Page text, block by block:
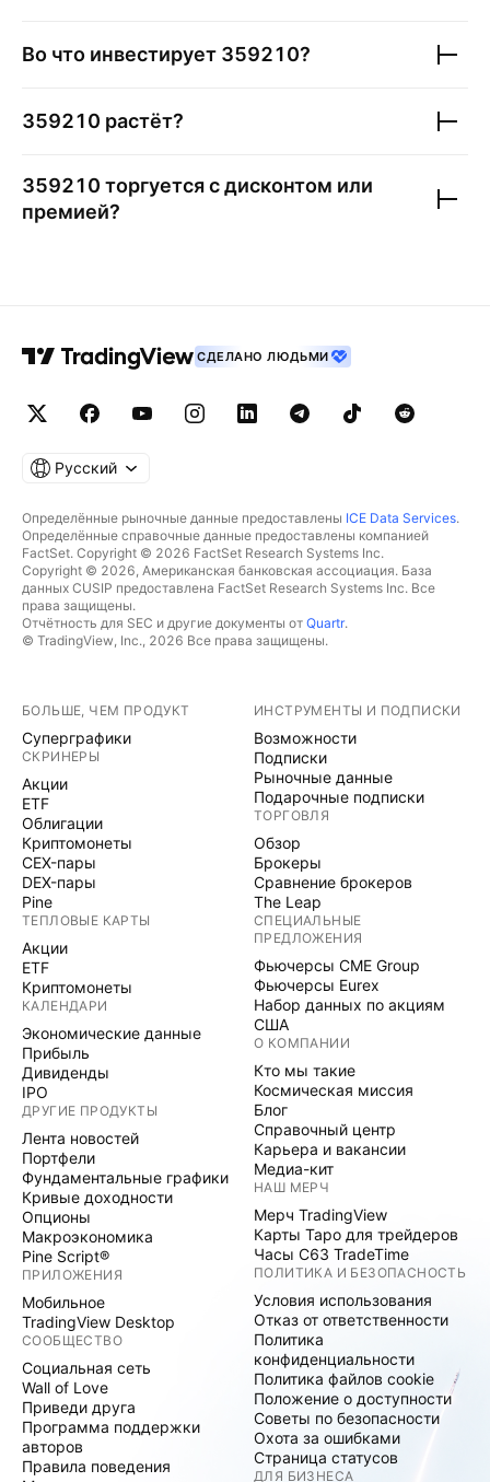
Во что инвестирует 359210?
359210 растёт?
359210 торгуется с дисконтом или
премией?
СДЕЛАНО ЛЮДЬМИ
Русский
Определённые рыночные данные предоставлены ICE Data Services.
Определённые справочные данные предоставлены компанией
FactSet. Copyright © 2026 FactSet Research Systems Inc.
Copyright © 2026, Американская банковская ассоциация. База
данных CUSIP предоставлена FactSet Research Systems Inc. Все
права защищены.
Отчётность для SEC и другие документы от Quartr.
© TradingView, Inc., 2026 Все права защищены.
БОЛЬШЕ, ЧЕМ ПРОДУКТ
Суперграфики
СКРИНЕРЫ
Акции
ETF
Облигации
Криптомонеты
CEX-пары
DEX-пары
Pine
ТЕПЛОВЫЕ КАРТЫ
Акции
ETF
Криптомонеты
КАЛЕНДАРИ
Экономические данные
Прибыль
Дивиденды
IPO
ДРУГИЕ ПРОДУКТЫ
Лента новостей
Портфели
Фундаментальные графики
Кривые доходности
Опционы
Макроэкономика
Pine Script®
ПРИЛОЖЕНИЯ
Мобильное
TradingView Desktop
СООБЩЕСТВО
Социальная сеть
Wall of Love
Приведи друга
Программа поддержки
авторов
Правила поведения
ИНСТРУМЕНТЫ И ПОДПИСКИ
Возможности
Подписки
Рыночные данные
Подарочные подписки
ТОРГОВЛЯ
Обзор
Брокеры
Сравнение брокеров
The Leap
СПЕЦИАЛЬНЫЕ
ПРЕДЛОЖЕНИЯ
Фьючерсы CME Group
Фьючерсы Eurex
Набор данных по акциям
США
О КОМПАНИИ
Кто мы такие
Космическая миссия
Блог
Справочный центр
Карьера и вакансии
Медиа-кит
НАШ МЕРЧ
Мерч TradingView
Карты Таро для трейдеров
Часы C63 TradeTime
ПОЛИТИКА И БЕЗОПАСНОСТЬ
Условия использования
Отказ от ответственности
Политика
конфиденциальности
Политика файлов cookie
Положение о доступности
Советы по безопасности
Охота за ошибками
Страница статусов
ДЛЯ БИЗНЕСА